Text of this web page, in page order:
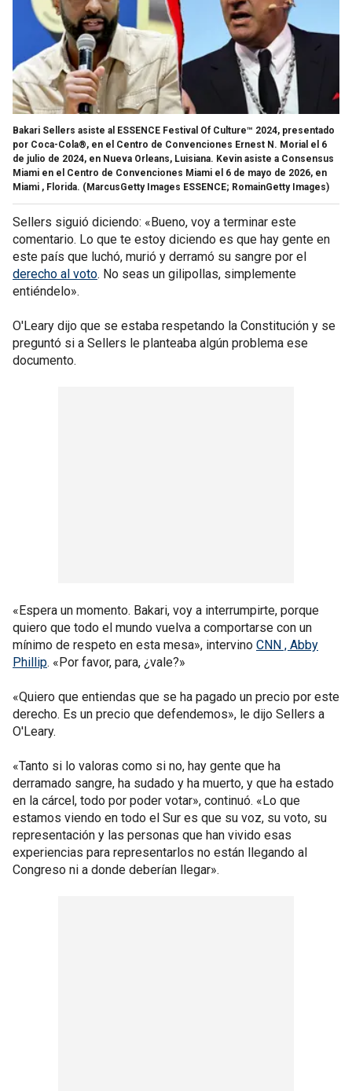
Bakari Sellers asiste al ESSENCE Festival Of Culture™ 2024, presentado
por Coca-Cola®, en el Centro de Convenciones Ernest N. Morial el 6
de julio de 2024, en Nueva Orleans, Luisiana. Kevin asiste a Consensus
Miami en el Centro de Convenciones Miami el 6 de mayo de 2026, en
Miami , Florida. (MarcusGetty Images ESSENCE; RomainGetty Images)
Sellers siguió diciendo: «Bueno, voy a terminar este
comentario. Lo que te estoy diciendo es que hay gente en
este país que luchó, murió y derramó su sangre por el
derecho al voto. No seas un gilipollas, simplemente
entiéndelo».
O'Leary dijo que se estaba respetando la Constitución y se
preguntó si a Sellers le planteaba algún problema ese
documento.
«Espera un momento. Bakari, voy a interrumpirte, porque
quiero que todo el mundo vuelva a comportarse con un
mínimo de respeto en esta mesa», intervino CNN , Abby
Phillip. «Por favor, para, ¿vale?»
«Quiero que entiendas que se ha pagado un precio por este
derecho. Es un precio que defendemos», le dijo Sellers a
O'Leary.
«Tanto si lo valoras como si no, hay gente que ha
derramado sangre, ha sudado y ha muerto, y que ha estado
en la cárcel, todo por poder votar», continuó. «Lo que
estamos viendo en todo el Sur es que su voz, su voto, su
representación y las personas que han vivido esas
experiencias para representarlos no están llegando al
Congreso ni a donde deberían llegar».